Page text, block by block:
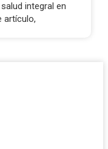
integral en
artículo,